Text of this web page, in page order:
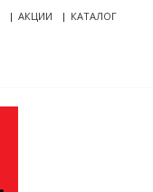
АКЦИИ КАТАЛОГ